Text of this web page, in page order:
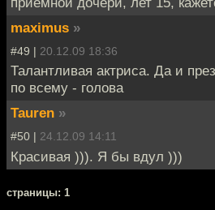
maximus »
#49 | 20.12.09 18:36
Талантливая актриса. Да и
по всему - голова
Tauren »
#50 | 24.12.09 14:11
Красивая ))). Я бы вдул )))
cтраницы: 1